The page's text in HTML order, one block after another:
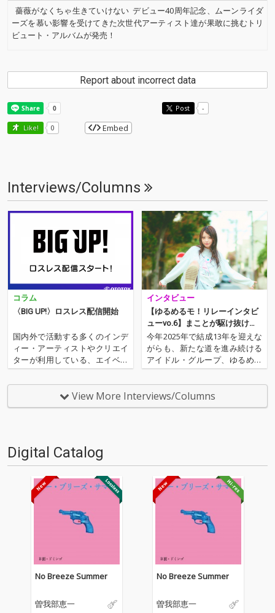
薔薇がなくちゃ生きていけない デビュー40周年記念、ムーンライダ
ーズを慕い影響を受けてきた次世代アーティスト達が果敢に挑むトリ
ビュート・アルバムが発売！
Report about incorrect data
Post -
Like! 0 Embed
Interviews/Columns
コラム
〈BIG UP!〉ロスレス配信開始
国内外で活動する多くのインデ
ィー・アーティストやクリエイ
ターが利用している、エイベッ
クスが運営する音楽ディストリ
ビューション(配信代行)・サー
ビス〈BIG UP!〉。この度2026
年8月より〈BIG UP!〉がディス
インタビュー
【ゆるめるモ！リレーインタビ
ューvo.6】まことが駆け抜け
た、怒涛の日々
今年2025年で結成13年を迎えな
がらも、新たな道を進み続ける
アイドル・グループ、ゆるめる
モ！。そんな現在のグループの
歩みにフォーカスを当てるメン
バー個別インタビューシリーズ
の第6弾は、まこと。昨年2024
View More Interviews/Columns
Digital Catalog
No Breeze Summer
曽我部恵一
No Breeze Summer
曽我部恵一